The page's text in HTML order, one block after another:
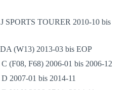
SPORTS TOURER 2010-10 bis
(W13) 2013-03 bis EOP
(F08, F68) 2006-01 bis 2006-12
2007-01 bis 2014-11